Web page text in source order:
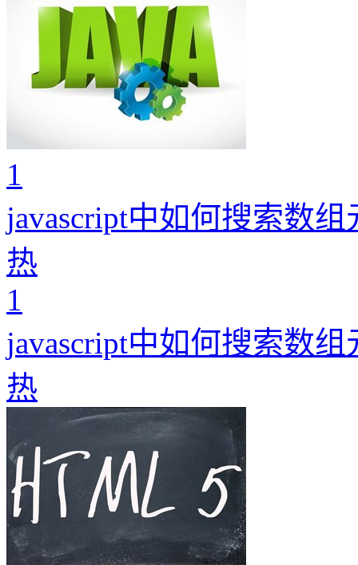
1
javascript中如何搜索数组
热
1
javascript中如何搜索数组
热